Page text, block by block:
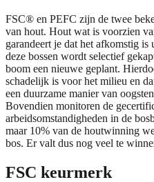
FSC® en PEFC zijn de twee
van hout. Hout wat is voorzien
garandeert je dat het afkomstig is
deze bossen wordt selectief
boom een nieuwe geplant.
schadelijk is voor het milieu en
een duurzame manier van
Bovendien monitoren de
arbeidsomstandigheden in de
maar 10% van de houtwinning
bos. Er valt dus nog veel te
FSC keurmerk